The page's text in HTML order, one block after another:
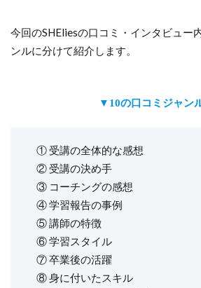
今回のSHEliesの口コミ・インタビュー
ンルに分けて紹介します。
▼10の口コミジャン
① 受講の全体的な感想
② 受講の決め手
③ コーチングの感想
④ 学習報告の事例
⑤ 講師の特徴
⑥ 学習スタイル
⑦ 卒業後の活躍
⑧ 身に付いたスキル